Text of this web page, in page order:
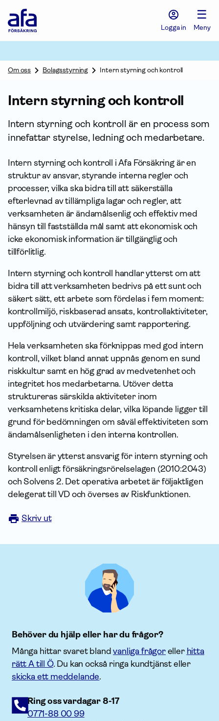
Försäkring
Logga in
☰
Meny
Om oss Bolagsstyrning Intern styrning och kontroll
Intern styrning och kontroll
Intern styrning och kontroll är en process som
innefattar styrelse, ledning och medarbetare.
Intern styrning och kontroll i Afa För­säkring är en
struktur av ansvar, styrande interna regler och
processer, vilka ska bidra till att säkerställa
efterlevnad av tillämpliga lagar och regler, att
verksamheten är ändamåls­enlig och effektiv med
hänsyn till fastställda mål samt att ekonomisk och
icke ekonomisk infor­mation är tillgänglig och
tillförlitlig.
Intern styrning och kontroll handlar ytterst om att
bidra till att verksamheten bedrivs på ett sunt och
säkert sätt, ett arbete som fördelas i fem moment:
kontrollmiljö, riskbaserad ansats, kontroll­aktiviteter,
uppföljning och utvärdering samt rapportering.
Hela verksamheten ska förknippas med god intern
kontroll, vilket bland annat uppnås genom en sund
riskkultur samt en hög grad av medvetenhet och
integritet hos medarbetarna. Utöver detta
struktureras särskilda aktiviteter inom
verksamhetens kritiska delar, vilka löpande ligger till
grund för bedömningen om såväl effektiviteten som
ändamåls­enligheten i den interna kontrollen.
Styrelsen är ytterst ansvarig för intern styrning och
kontroll enligt försäkrings­rörelse­lagen (2010:2043)
och Solvens 2. Det operativa arbetet är följaktligen
delegerat till VD och överses av Riskfunktionen.
Skriv ut
Behöver du hjälp eller har du frågor?
Många hittar svaret blandvanliga frågoreller hitta
rätt A till Ö. Du kan också ringa kundtjänst eller
skicka ett meddelande.
Ring oss vardagar 8-17
0771-88 00 99